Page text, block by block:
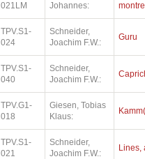
021LM
Johannes:
montre
TPV.S1-
024
Schneider,
Joachim F.W.:
Guru
TPV.S1-
040
Schneider,
Joachim F.W.:
TPV.G1-
018
Giesen, Tobias
Klaus:
TPV.S1-
021
Schneider,
Joachim F.W.:
Lines,